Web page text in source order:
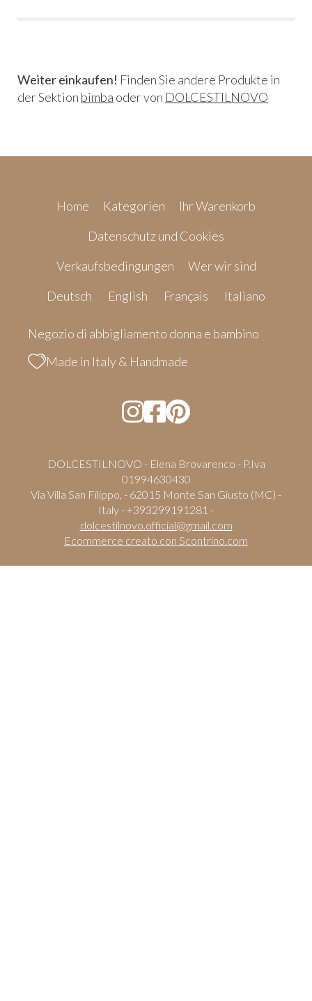
Weiter einkaufen! Finden Sie andere Produkte in
der Sektion bimba oder von DOLCESTILNOVO
Home Kategorien
Ihr Warenkorb
Datenschutz und Cookies
Verkaufsbedingungen
Wer wir sind
Deutsch
English Français Italiano
Negozio di abbigliamento donna e bambino
Made in Italy & Handmade
DOLCESTILNOVO - Elena Brovarenco - P.Iva
01994630430
Via Villa San Filippo, - 62015 Monte San Giusto (MC) -
Italy - +393299191281 -
dolcestilnovo.official@gmail.com
Ecommerce creato con Scontrino.com